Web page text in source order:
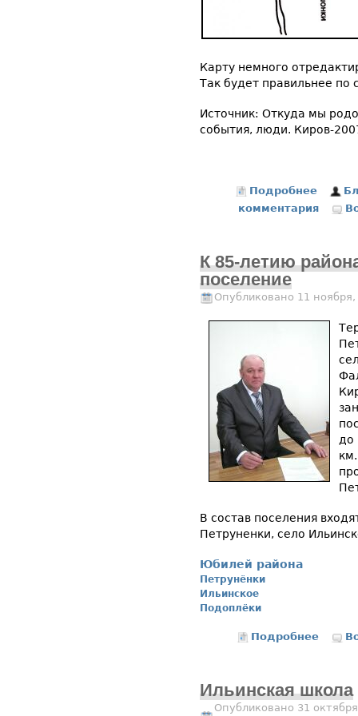
Карту немного
Так будет правильнее по
Источник: Откуда мы
события, люди. Киров-
Подробнее о
комментария
К 85-летию
поселение
Опубликовано 11
до
В состав поселения
Петруненки, село
Юбилей района
Петрунёнки
Ильинское
Подоплёки
Подробнее о К
Ильинская школа
Опубликовано 31